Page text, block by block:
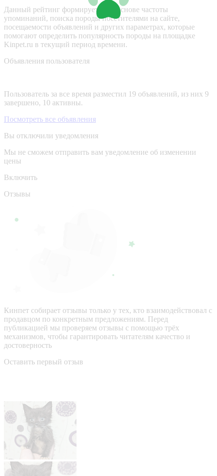
Данный рейтинг формируется на основе частоты
упоминаний, поиска породы посетителями на сайте,
посещаемости объявлений и других параметрах, которые
помогают определить популярность породы на площадке
Kinpet.ru в текущий период времени.
Объявления пользователя
Пользователь за все время разместил 19 объявлений, из них 9
завершено, 10 активны.
Посмотреть все объявления
Вы отключили уведомления
Мы не сможем отправить вам уведомление об изменении
цены
Включить
Отзывы
Кинпет собирает отзывы только у тех, кто взаимодействовал с
продавцом по конкретным предложениям. Перед
публикацией мы проверяем отзывы с помощью трёх
механизмов, чтобы гарантировать читателям качество и
достоверность
Оставить первый отзыв